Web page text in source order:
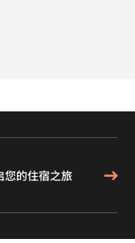
您的住宿之旅